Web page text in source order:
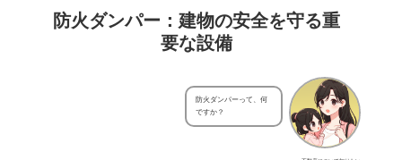
防火ダンパー：建物の安全を守る重
要な設備
防火ダンパーって、何
ですか？